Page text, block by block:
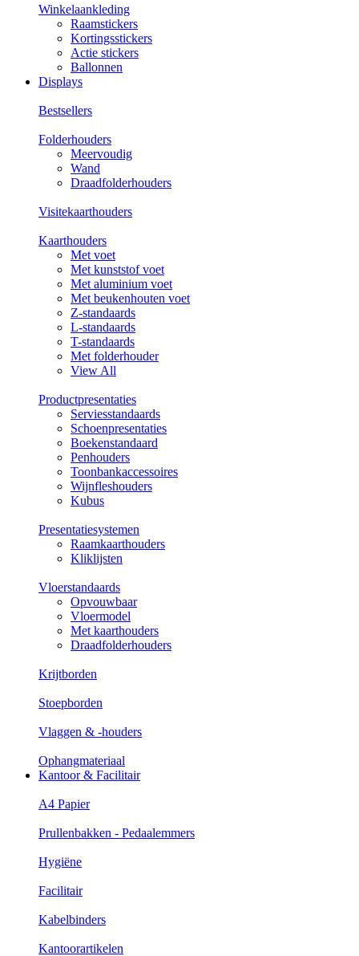
Winkelaankleding
Raamstickers
Kortingsstickers
Actie stickers
Ballonnen
Displays
Bestsellers
Folderhouders
Meervoudig
Wand
Draadfolderhouders
Visitekaarthouders
Kaarthouders
Met voet
Met kunststof voet
Met aluminium voet
Met beukenhouten voet
Z-standaards
L-standaards
T-standaards
Met folderhouder
View All
Productpresentaties
Serviesstandaards
Schoenpresentaties
Boekenstandaard
Penhouders
Toonbankaccessoires
Wijnfleshouders
Kubus
Presentatiesystemen
Raamkaarthouders
Kliklijsten
Vloerstandaards
Opvouwbaar
Vloermodel
Met kaarthouders
Draadfolderhouders
Krijtborden
Stoepborden
Vlaggen & -houders
Ophangmateriaal
Kantoor & Facilitair
A4 Papier
Prullenbakken - Pedaalemmers
Hygiëne
Facilitair
Kabelbinders
Kantoorartikelen